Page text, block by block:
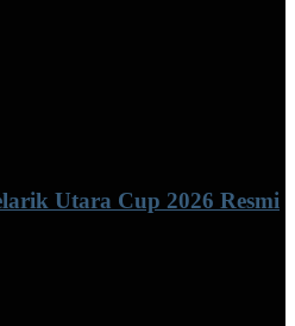
Utara Cup 2026 Resmi